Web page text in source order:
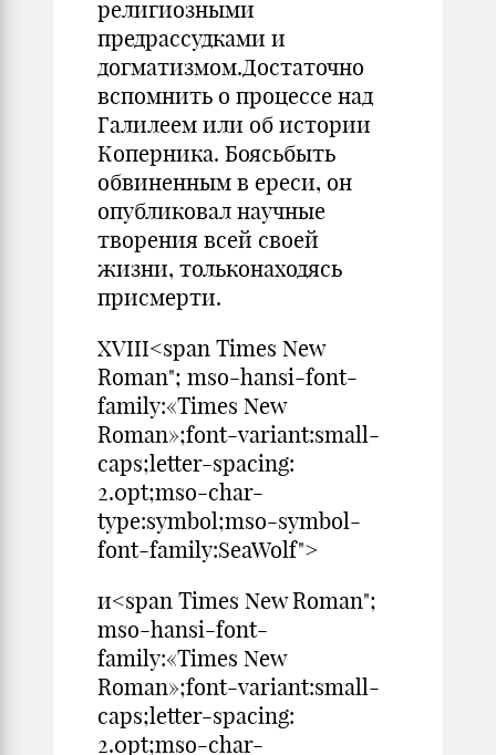
религиозными
предрассудками и
догматизмом.Достаточно
вспомнить о процессе над
Галилеем или об истории
Коперника. Боясьбыть
обвиненным в ереси, он
опубликовал научные
творения всей своей
жизни, тольконаходясь
присмерти.
XVIII<span Times New
Roman"; mso-hansi-font-
family:«Times New
Roman»;font-variant:small-
caps;letter-spacing:
2.0pt;mso-char-
type:symbol;mso-symbol-
font-family:SeaWolf">
и<span Times New Roman";
mso-hansi-font-
family:«Times New
Roman»;font-variant:small-
caps;letter-spacing:
2.0pt;mso-char-